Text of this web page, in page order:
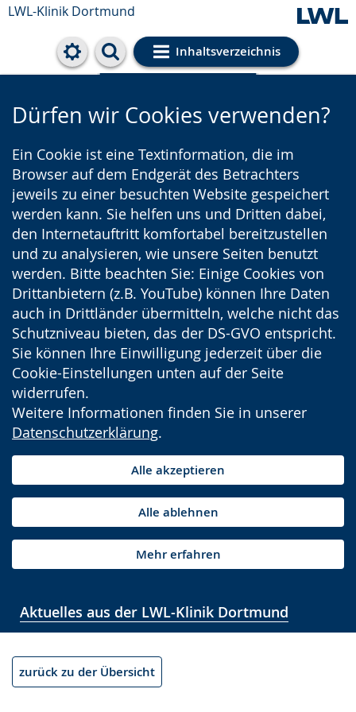
LWL-Klinik Dortmund
Inhaltsverzeichnis
Cookie-Einstellungen
Dürfen wir Cookies verwenden?
Ein Cookie ist eine Textinformation, die im
Browser auf dem Endgerät des Betrachters
jeweils zu einer besuchten Website gespeichert
werden kann. Sie helfen uns und Dritten dabei,
den Internetauftritt komfortabel bereitzustellen
und zu analysieren, wie unsere Seiten benutzt
werden. Bitte beachten Sie: Einige Cookies von
Drittanbietern (z.B. YouTube) können Ihre Daten
auch in Drittländer übermitteln, welche nicht das
Schutzniveau bieten, das der DS-GVO entspricht.
Sie können Ihre Einwilligung jederzeit über die
Cookie-Einstellungen unten auf der Seite
widerrufen.
Weitere Informationen finden Sie in unserer
Datenschutzerklärung.
Alle akzeptieren
Alle ablehnen
Mehr erfahren
Aktuelles aus der LWL-Klinik Dortmund
zurück zu der Übersicht